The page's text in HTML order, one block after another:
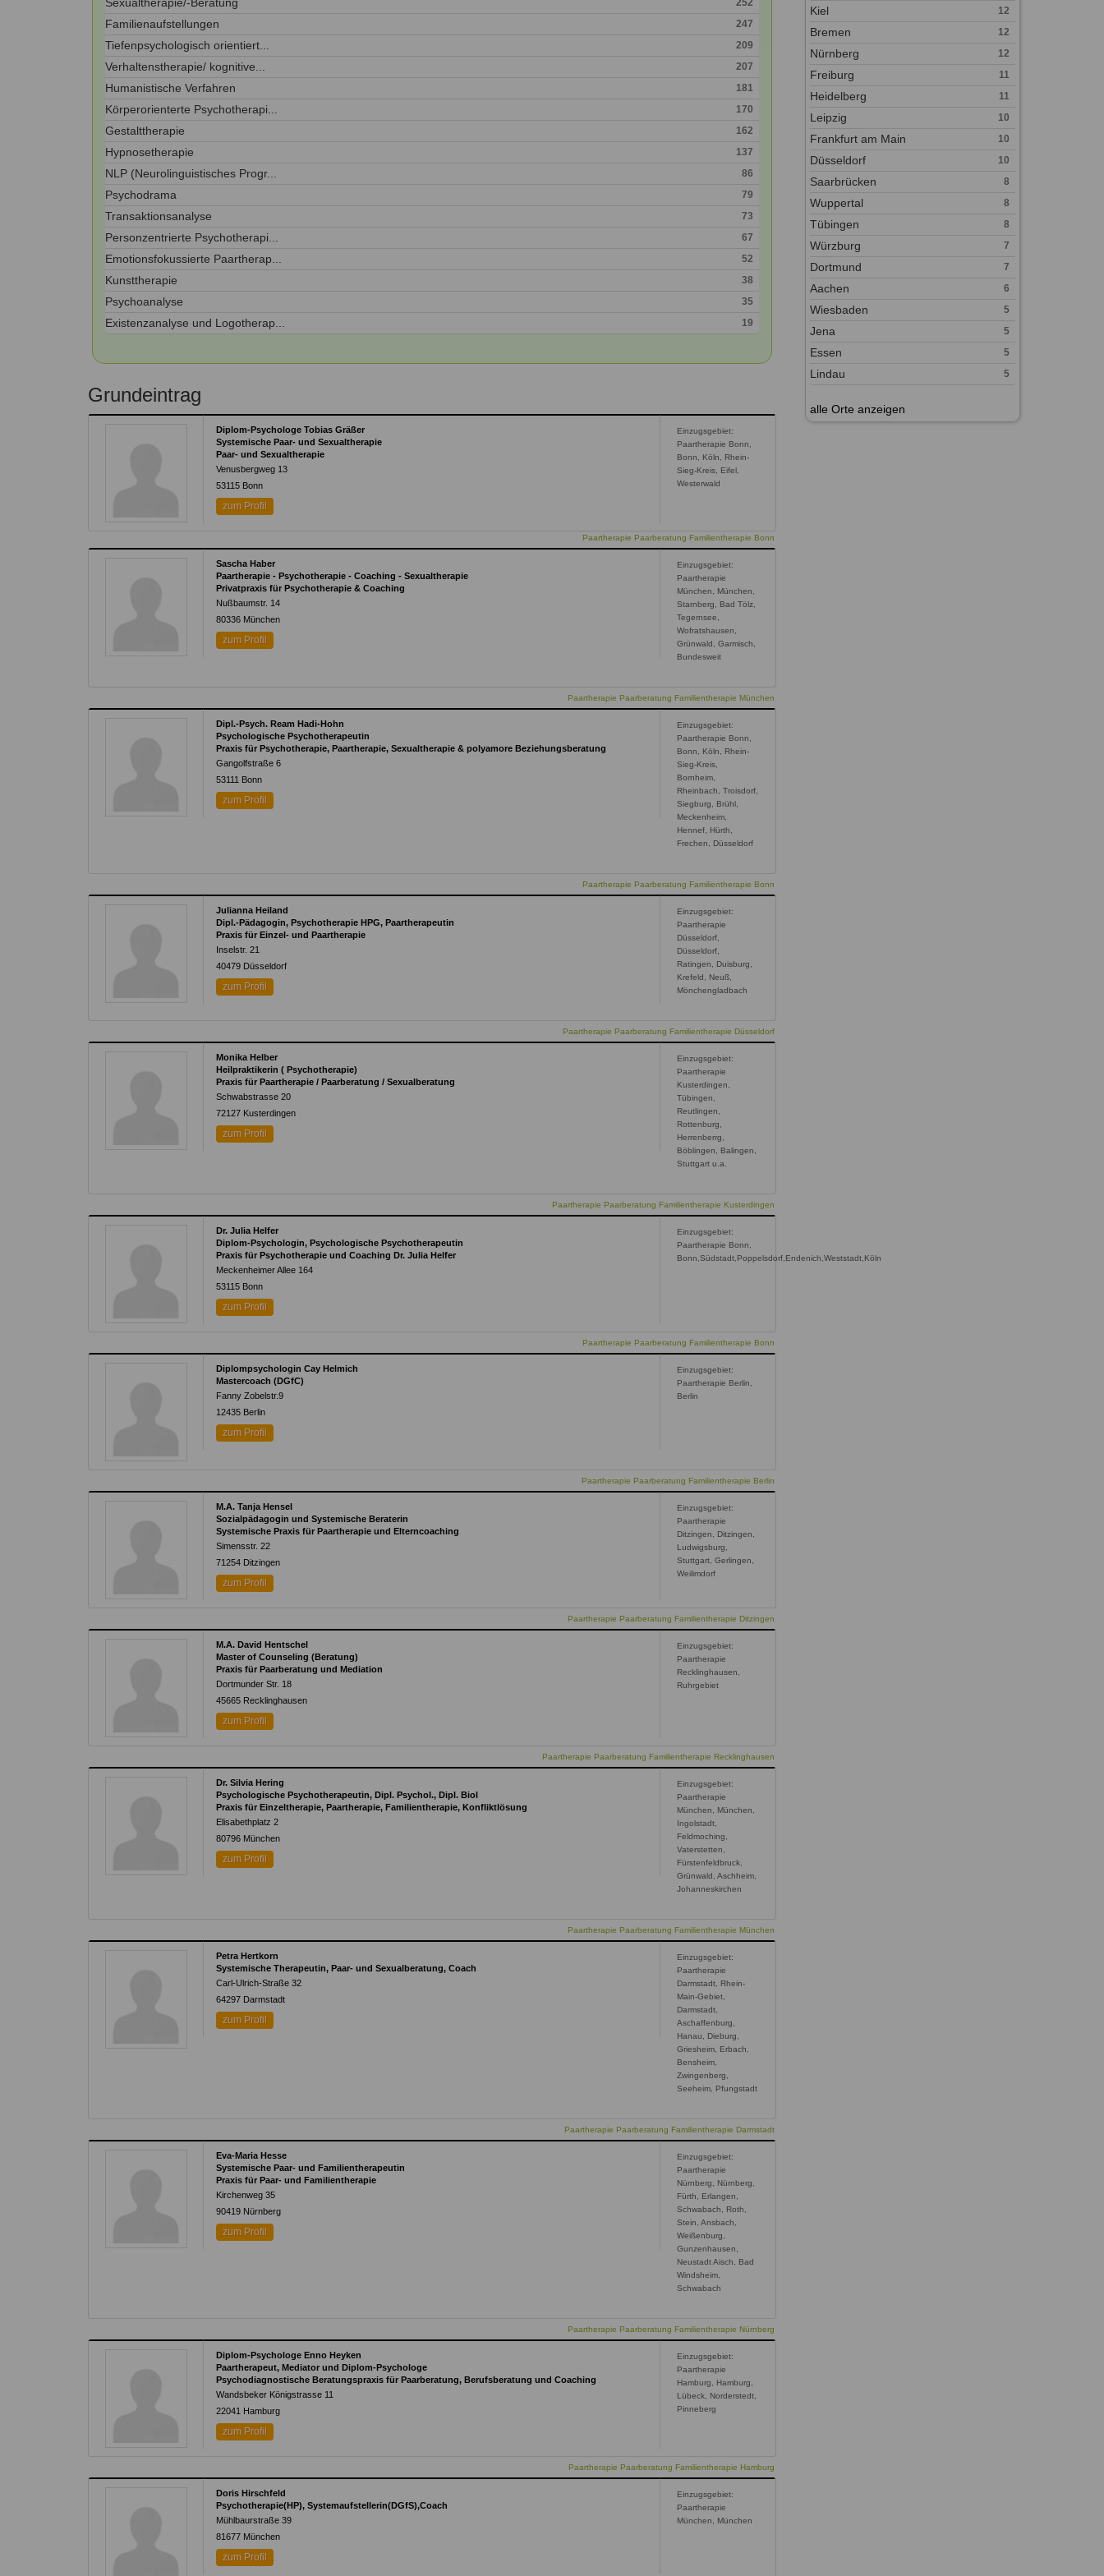
Angebot
Therapeutenliste
nach
Methode
Therapeutenliste
nach
Kontakt
Zum Kontaktformular
252
Familienaufstellungen 247
Tiefenpsychologisch orientiert... 209
Verhaltenstherapie/ kognitive... 207
Humanistische Verfahren 181
Körperorienterte Psychotherapi... 170
Gestalttherapie 162
Hypnosetherapie 137
NLP (Neurolinguistisches Progr... 86
Psychodrama 79
Transaktionsanalyse 73
Personzentrierte Psychotherapi... 67
Emotionsfokussierte Paartherap... 52
Kunsttherapie 38
Psychoanalyse 35
Existenzanalyse und Logotherap... 19
Grundeintrag
Diplom-Psychologe Tobias Gräßer
Systemische Paar- und Sexualtherapie
Paar- und Sexualtherapie
Venusbergweg 13
53115 Bonn
zum Profil
Einzugsgebiet:
Paartherapie Bonn,
Bonn, Köln, Rhein-
Sieg-Kreis, Eifel,
Westerwald
Paartherapie Paarberatung Familientherapie Bonn
Sascha Haber
Paartherapie - Psychotherapie - Coaching - Sexualtherapie
Privatpraxis für Psychotherapie & Coaching
Nußbaumstr. 14
80336 München
zum Profil
Einzugsgebiet:
Paartherapie
München, München,
Starnberg, Bad Tölz,
Tegernsee,
Wofratshausen,
Grünwald, Garmisch,
Bundesweit
Paartherapie Paarberatung Familientherapie München
Dipl.-Psych. Ream Hadi-Hohn
Psychologische Psychotherapeutin
Praxis für Psychotherapie, Paartherapie, Sexualtherapie & polyamore Beziehungsberatung
Gangolfstraße 6
53111 Bonn
zum Profil
Einzugsgebiet:
Paartherapie Bonn,
Bonn, Köln, Rhein-
Sieg-Kreis,
Bornheim,
Rheinbach, Troisdorf,
Siegburg, Brühl,
Meckenheim,
Hennef, Hürth,
Frechen, Düsseldorf
Paartherapie Paarberatung Familientherapie Bonn
Julianna Heiland
Dipl.-Pädagogin, Psychotherapie HPG, Paartherapeutin
Praxis für Einzel- und Paartherapie
Inselstr. 21
40479 Düsseldorf
zum Profil
Einzugsgebiet:
Paartherapie
Düsseldorf,
Düsseldorf,
Ratingen, Duisburg,
Krefeld, Neuß,
Mönchengladbach
Paartherapie Paarberatung Familientherapie Düsseldorf
Monika Helber
Heilpraktikerin ( Psychotherapie)
Praxis für Paartherapie / Paarberatung / Sexualberatung
Schwabstrasse 20
72127 Kusterdingen
zum Profil
Einzugsgebiet:
Paartherapie
Kusterdingen,
Tübingen,
Reutlingen,
Rottenburg,
Herrenberrg,
Böblingen, Balingen,
Stuttgart u.a.
Paartherapie Paarberatung Familientherapie Kusterdingen
Dr. Julia Helfer
Diplom-Psychologin, Psychologische Psychotherapeutin
Praxis für Psychotherapie und Coaching Dr. Julia Helfer
Meckenheimer Allee 164
53115 Bonn
zum Profil
Einzugsgebiet:
Paartherapie Bonn,
Bonn,Südstadt,Poppelsdorf,Endenich,Weststadt,Köln
Paartherapie Paarberatung Familientherapie Bonn
Diplompsychologin Cay Helmich
Mastercoach (DGfC)
Fanny Zobelstr.9
12435 Berlin
zum Profil
Einzugsgebiet:
Paartherapie Berlin,
Berlin
Paartherapie Paarberatung Familientherapie Berlin
M.A. Tanja Hensel
Sozialpädagogin und Systemische Beraterin
Systemische Praxis für Paartherapie und Elterncoaching
Simensstr. 22
71254 Ditzingen
zum Profil
Einzugsgebiet:
Paartherapie
Ditzingen, Ditzingen,
Ludwigsburg,
Stuttgart, Gerlingen,
Weilimdorf
Paartherapie Paarberatung Familientherapie Ditzingen
M.A. David Hentschel
Master of Counseling (Beratung)
Praxis für Paarberatung und Mediation
Dortmunder Str. 18
45665 Recklinghausen
zum Profil
Einzugsgebiet:
Paartherapie
Recklinghausen,
Ruhrgebiet
Paartherapie Paarberatung Familientherapie Recklinghausen
Dr. Silvia Hering
Psychologische Psychotherapeutin, Dipl. Psychol., Dipl. Biol
Praxis für Einzeltherapie, Paartherapie, Familientherapie, Konfliktlösung
Elisabethplatz 2
80796 München
zum Profil
Einzugsgebiet:
Paartherapie
München, München,
Ingolstadt,
Feldmoching,
Vaterstetten,
Fürstenfeldbruck,
Grünwald, Aschheim,
Johanneskirchen
Paartherapie Paarberatung Familientherapie München
Petra Hertkorn
Systemische Therapeutin, Paar- und Sexualberatung, Coach
Carl-Ulrich-Straße 32
64297 Darmstadt
zum Profil
Einzugsgebiet:
Paartherapie
Darmstadt, Rhein-
Main-Gebiet,
Darmstadt,
Aschaffenburg,
Hanau, Dieburg,
Griesheim, Erbach,
Bensheim,
Zwingenberg,
Seeheim, Pfungstadt
Paartherapie Paarberatung Familientherapie Darmstadt
Eva-Maria Hesse
Systemische Paar- und Familientherapeutin
Praxis für Paar- und Familientherapie
Kirchenweg 35
90419 Nürnberg
zum Profil
Einzugsgebiet:
Paartherapie
Nürnberg, Nürnberg,
Fürth, Erlangen,
Schwabach, Roth,
Stein, Ansbach,
Weißenburg,
Gunzenhausen,
Neustadt Aisch, Bad
Windsheim,
Schwabach
Paartherapie Paarberatung Familientherapie Nürnberg
Diplom-Psychologe Enno Heyken
Paartherapeut, Mediator und Diplom-Psychologe
Psychodiagnostische Beratungspraxis für Paarberatung, Berufsberatung und Coaching
Wandsbeker Königstrasse 11
22041 Hamburg
zum Profil
Einzugsgebiet:
Paartherapie
Hamburg, Hamburg,
Lübeck, Norderstedt,
Pinneberg
Paartherapie Paarberatung Familientherapie Hamburg
Doris Hirschfeld
Psychotherapie(HP), Systemaufstellerin(DGfS),Coach
Mühlbaurstraße 39
81677 München
zum Profil
Einzugsgebiet:
Paartherapie
München, München
Kiel 12
Bremen 12
Nürnberg 12
Freiburg 11
Heidelberg 11
Leipzig 10
Frankfurt am Main 10
Düsseldorf 10
Saarbrücken 8
Wuppertal 8
Tübingen 8
Würzburg 7
Dortmund 7
Aachen 6
Wiesbaden 5
Jena 5
Essen 5
Lindau 5
alle Orte anzeigen